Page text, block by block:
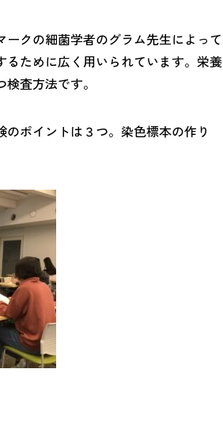
ークの細菌学者のグラム先生によって
ために広く用いられています。栄養
査方法です。
ポイントは３つ。染色標本の作り